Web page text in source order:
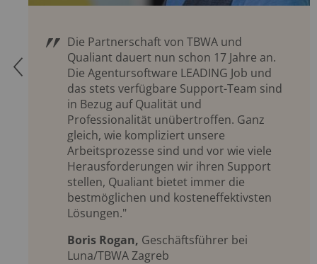
Die Partnerschaft von TBWA und
Qualiant dauert nun schon 17 Jahre an.
Die Agentursoftware LEADING Job und
das stets verfügbare Support-Team sind
in Bezug auf Qualität und
Professionalität unübertroffen. Ganz
gleich, wie kompliziert unsere
Arbeitsprozesse sind und vor wie viele
Herausforderungen wir ihren Support
stellen, Qualiant bietet immer die
bestmöglichen und kosteneffektivsten
Lösungen."
Boris Rogan, Geschäftsführer bei
Luna/TBWA Zagreb
Q